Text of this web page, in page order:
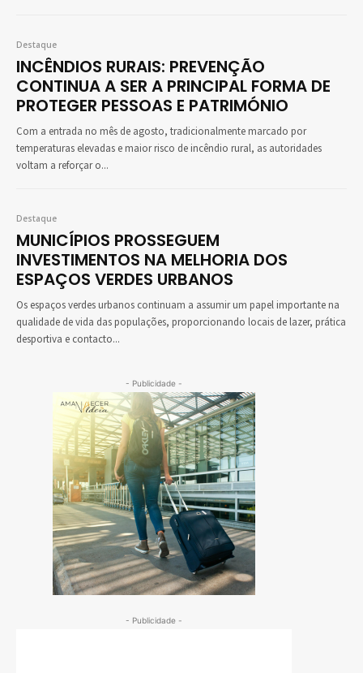
Destaque
INCÊNDIOS RURAIS: PREVENÇÃO
CONTINUA A SER A PRINCIPAL FORMA DE
PROTEGER PESSOAS E PATRIMÓNIO
Com a entrada no mês de agosto, tradicionalmente marcado por
temperaturas elevadas e maior risco de incêndio rural, as autoridades
voltam a reforçar o...
Destaque
MUNICÍPIOS PROSSEGUEM
INVESTIMENTOS NA MELHORIA DOS
ESPAÇOS VERDES URBANOS
Os espaços verdes urbanos continuam a assumir um papel importante na
qualidade de vida das populações, proporcionando locais de lazer, prática
desportiva e contacto...
- Publicidade -
- Publicidade -